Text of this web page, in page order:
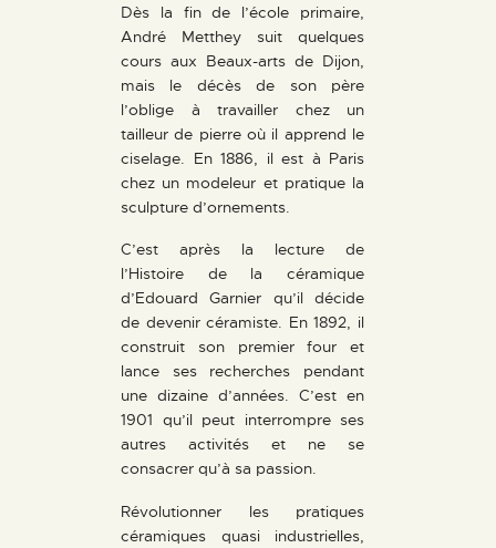
Dès la fin de l’école primaire,
André Metthey suit quelques
cours aux Beaux-arts de Dijon,
mais le décès de son père
l’oblige à travailler chez un
tailleur de pierre où il apprend le
ciselage. En 1886, il est à Paris
chez un modeleur et pratique la
sculpture d’ornements.
C’est après la lecture de
l’Histoire de la céramique
d’Edouard Garnier qu’il décide
de devenir céramiste. En 1892, il
construit son premier four et
lance ses recherches pendant
une dizaine d’années. C’est en
1901 qu’il peut interrompre ses
autres activités et ne se
consacrer qu’à sa passion.
Révolutionner les pratiques
céramiques quasi industrielles,